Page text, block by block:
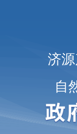
济
自